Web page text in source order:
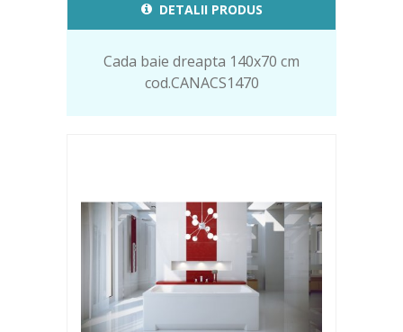
DETALII PRODUS
Cada baie dreapta 140x70 cm
cod.CANACS1470